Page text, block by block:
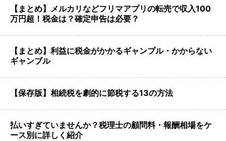
【まとめ】メルカリなどフリマアプリの転売で収入100
万円超！税金は？確定申告は必要？
【まとめ】利益に税金がかかるギャンブル・かからない
ギャンブル
【保存版】相続税を劇的に節税する13の方法
払いすぎていませんか？税理士の顧問料・報酬相場をケ
ース別に詳しく紹介